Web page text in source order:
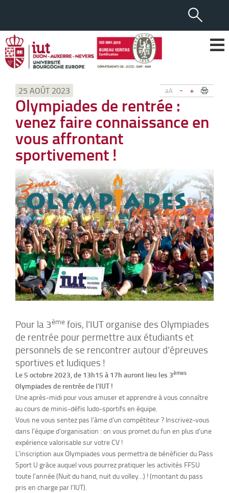
aA - +
25 AOÛT 2023
Olympiades de rentrée :
venez faire connaissance en
vous affrontant
sportivement !
Pour la 3ème fois, l’IUT organise des Olympiades
de rentrée pour permettre aux étudiants et
personnels de se rencontrer autour d’épreuves
sportives et ludiques !
Le 5 octobre 2023, de 13h15 à 17h auront lieu les 3èmes
0lympiades de rentrée de l’IUT !
Une après-midi pour vous amuser et apprendre à vous connaître
au cours de minis-défis ludo-sportifs en équipe.
Vous ne vous sentez pas l’âme d’un compétiteur ? Inscrivez-vous
dans l’équipe d’organisation : on vous promet du fun en plus d’une
expérience valorisable sur votre CV !
L’inscription aux Olympiades vous permettra de bénéficier du Pass
Sport U grâce auquel vous pourrez pratiquer les activités FFSU
toute l’année (Nuit du hand, nuit du volley…) ! (montant du pass
pris en charge par l’IUT).